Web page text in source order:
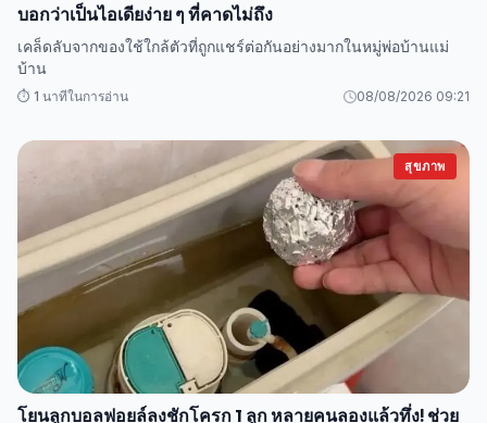
บอกว่าเป็นไอเดียง่าย ๆ ที่คาดไม่ถึง
เคล็ดลับจากของใช้ใกล้ตัวที่ถูกแชร์ต่อกันอย่างมากในหมู่พ่อบ้านแม่
บ้าน
⏱️ 1 นาทีในการอ่าน 08/08/2026 09:21
สุขภาพ
โยนลูกบอลฟอยล์ลงชักโครก 1 ลูก หลายคนลองแล้วทึ่ง! ช่วย